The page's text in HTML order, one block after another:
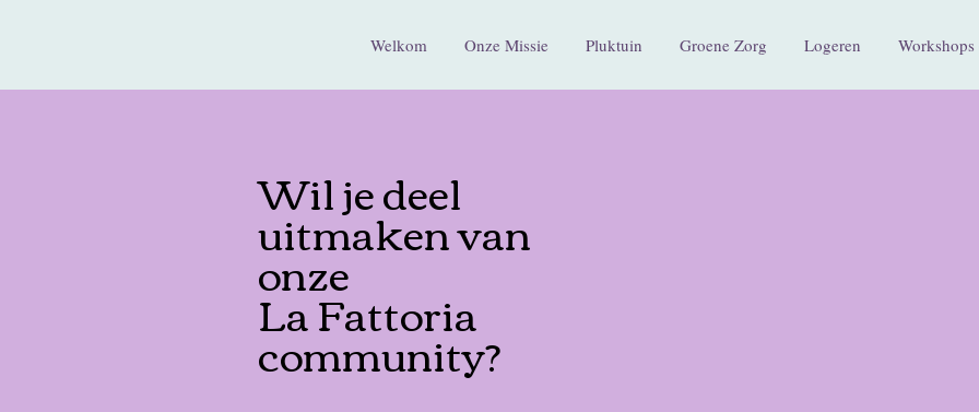
Welkom Onze Missie Pluktuin Groene Zorg Logeren Workshops
Wil je deel
uitmaken van
onze
La Fattoria
community?